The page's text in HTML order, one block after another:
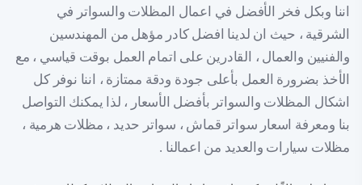
اننا وبكل فخر الأفضل في اعمال المظلات والسواتر في
الشرقية ، حيث ان لدينا افضل كادر مؤهل من المهندسين
والفنيين والعمال ، القادرين على اتمام العمل بوقت قياسي ، مع
الأخذ بضرورة العمل بأعلى جودة ودقة ممتازة ، اننا نوفر كل
اشكال المظلات والسواتر بأفضل الأسعار ، لذا يمكنك التواصل
بنا ومعرفة اسعار سواتر قماش ، سواتر حديد ، مظلات هرمية ،
مظلات سيارات والعديد من اعمالنا .